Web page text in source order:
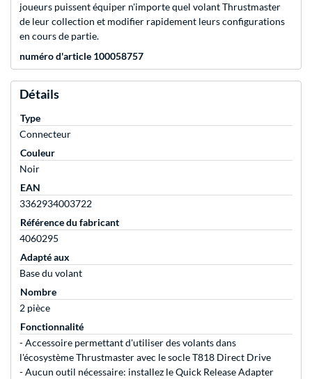
joueurs puissent équiper n'importe quel volant Thrustmaster
de leur collection et modifier rapidement leurs configurations
en cours de partie.
numéro d'article 100058757
Détails
Type
Connecteur
Couleur
Noir
EAN
3362934003722
Référence du fabricant
4060295
Adapté aux
Base du volant
Nombre
2 pièce
Fonctionnalité
- Accessoire permettant d'utiliser des volants dans
l'écosystème Thrustmaster avec le socle T818 Direct Drive
- Aucun outil nécessaire: installez le Quick Release Adapter